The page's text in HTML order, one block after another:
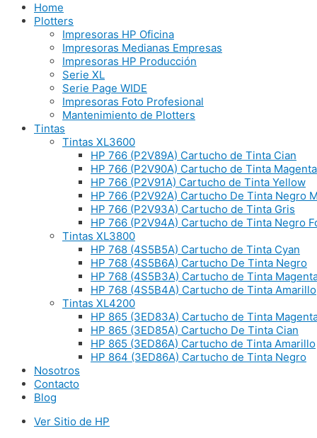
Home
Plotters
Impresoras HP Oficina
Impresoras Medianas Empresas
Impresoras HP Producción
Serie XL
Serie Page WIDE
Impresoras Foto Profesional
Mantenimiento de Plotters
Tintas
Tintas XL3600
HP 766 (P2V89A) Cartucho de Tinta Cian
HP 766 (P2V90A) Cartucho de Tinta Magenta
HP 766 (P2V91A) Cartucho de Tinta Yellow
HP 766 (P2V92A) Cartucho De Tinta Negro
HP 766 (P2V93A) Cartucho de Tinta Gris
HP 766 (P2V94A) Cartucho de Tinta Negro
Tintas XL3800
HP 768 (4S5B5A) Cartucho de Tinta Cyan
HP 768 (4S5B6A) Cartucho De Tinta Negro
HP 768 (4S5B3A) Cartucho de Tinta
HP 768 (4S5B4A) Cartucho de Tinta Amarillo
Tintas XL4200
HP 865 (3ED83A) Cartucho de Tinta
HP 865 (3ED85A) Cartucho De Tinta Cian
HP 865 (3ED86A) Cartucho de Tinta Amarillo
HP 864 (3ED86A) Cartucho de Tinta Negro
Nosotros
Contacto
Blog
Ver Sitio de HP